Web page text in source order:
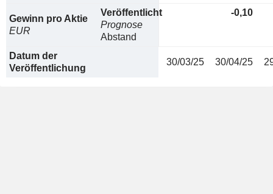
Gewinn pro Aktie
EUR
Veröffentlicht
Prognose
Abstand
-0,10
Datum der
Veröffentlichung
30/03/25 30/04/25